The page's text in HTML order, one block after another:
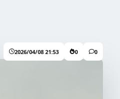
2026/04/08 21:53 0 0